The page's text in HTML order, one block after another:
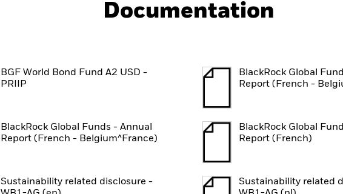
Documentation
BGF World Bond Fund A2 USD -
PRIIP
BlackRock Global
Report (French -
BlackRock Global Funds - Annual
Report (French - Belgium^France)
BlackRock Global
Report (French)
Sustainability related disclosure -
Sustainability related